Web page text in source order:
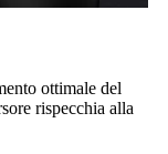
ottimale del
rispecchia alla